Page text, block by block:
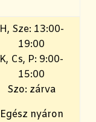
H, Sze: 13:00-
19:00
K, Cs, P: 9:00-
15:00
Szo: zárva
Egész nyáron